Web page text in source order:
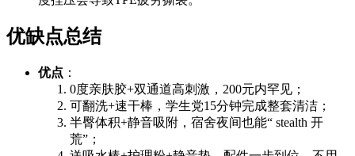
优缺点总结
优点 ：
0度亲肤胶+双通道高刺激，200元内罕见；
可翻洗+速干棒，学生党15分钟完成整套清洁；
半臀体积+静音吸附，宿舍夜间也能“ stealth 开
荒”；